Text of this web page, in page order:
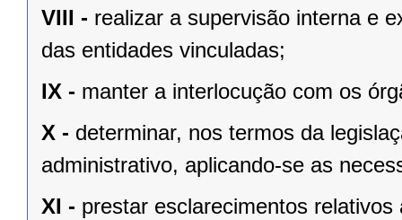
VIII - realizar a supervisão interna e
das entidades vinculadas;
IX - manter a interlocução com os
X - determinar, nos termos da
administrativo, aplicando-se as
XI - prestar esclarecimentos